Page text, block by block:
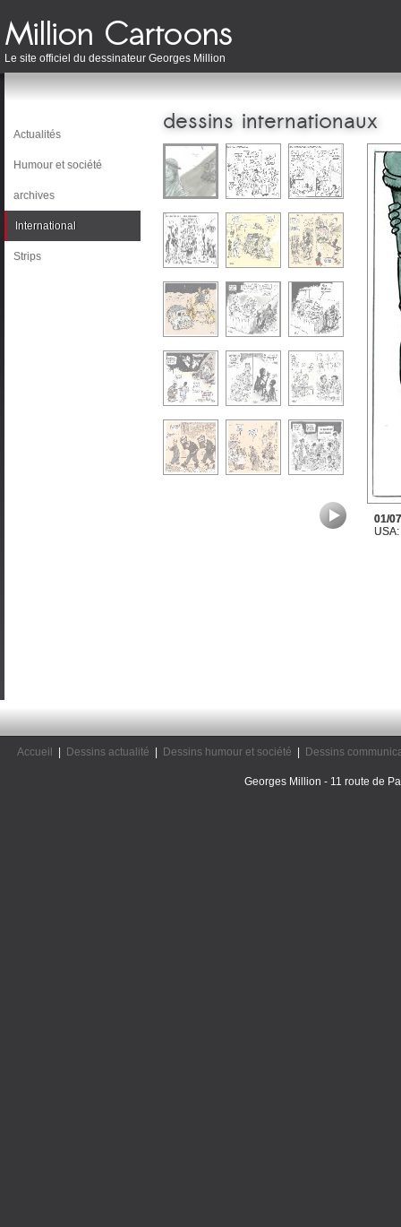
Le site officiel du dessinateur Georges Million
Actualités
Humour et société
archives
International
Strips
dessins internationaux
01/
Accueil Dessins actualité Dessins humour et société Dessins
Georges Million - 11 route de